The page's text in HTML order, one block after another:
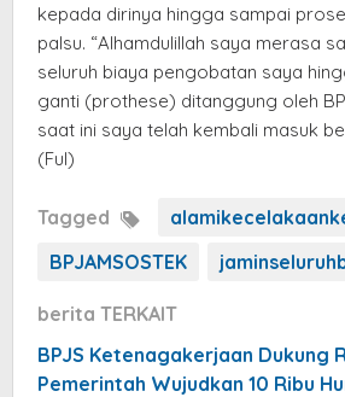
kepada dirinya hingga sampai
palsu. “Alhamdulillah saya merasa
seluruh biaya pengobatan saya
ganti (prothese) ditanggung oleh
saat ini saya telah kembali masuk
(Ful)
Tagged
BPJAMSOSTEK
berita TERKAIT
BPJS Ketenagakerjaan Dukung
Pemerintah Wujudkan 10 Ribu